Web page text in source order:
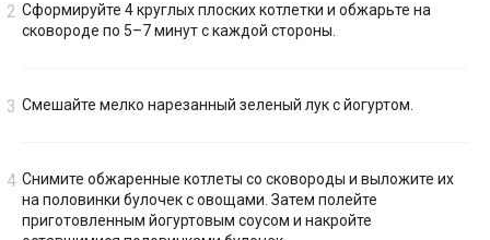
Сформируйте 4 круглых плоских котлетки и обжарьте на
сковороде по 5–7 минут с каждой стороны.
Смешайте мелко нарезанный зеленый лук с йогуртом.
Снимите обжаренные котлеты со сковороды и выложите их
на половинки булочек с овощами. Затем полейте
приготовленным йогуртовым соусом и накройте